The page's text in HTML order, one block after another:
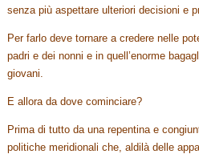
senza più aspettare ulteriori decisioni e
Per farlo deve tornare a credere nelle
padri e dei nonni e in quell’enorme
giovani.
E allora da dove cominciare?
Prima di tutto da una repentina e
politiche meridionali che, aldilà delle